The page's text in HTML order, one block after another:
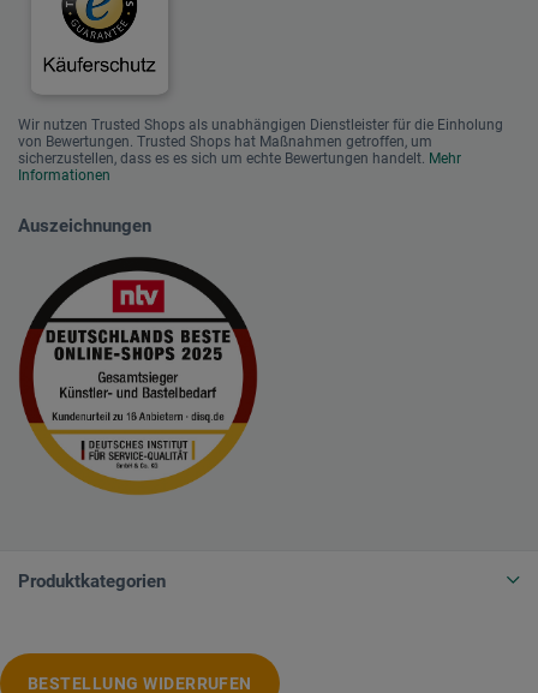
Wir nutzen Trusted Shops als unabhängigen Dienstleister für die Einholung
von Bewertungen. Trusted Shops hat Maßnahmen getroffen, um
sicherzustellen, dass es es sich um echte Bewertungen handelt. Mehr
Informationen
Auszeichnungen
Produktkategorien
BESTELLUNG WIDERRUFEN